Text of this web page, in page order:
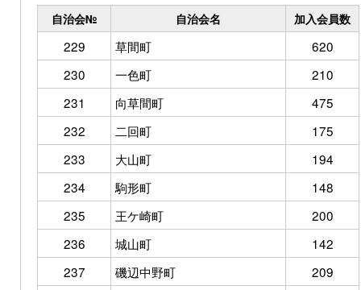
自治会№ 自治会名 加入会員数
229 草間町
620
230
一色町
210
231
向草間町
475
232
二回町
175
233
大山町
194
234
駒形町
148
235
王ケ崎町
200
236
城山町
142
237
磯辺中野町
209